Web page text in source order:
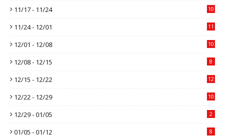
11/17 - 11/24 10
11/24 - 12/01 11
12/01 - 12/08 10
12/08 - 12/15 8
12/15 - 12/22 12
12/22 - 12/29 10
12/29 - 01/05 2
01/05 - 01/12 8